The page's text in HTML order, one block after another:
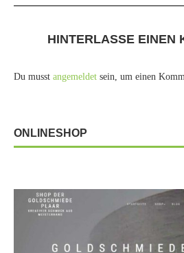
HINTERLASSE EINEN
Du musst angemeldet sein, um einen
ONLINESHOP